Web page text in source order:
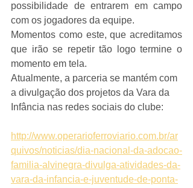
possibilidade de entrarem em campo
com os jogadores da equipe.
Momentos como este, que acreditamos
que irão se repetir tão logo termine o
momento em tela.
Atualmente, a parceria se mantém com
a divulgação dos projetos da Vara da
Infância nas redes sociais do clube:
http://www.operarioferroviario.com.br/ar
quivos/noticias/dia-nacional-da-adocao-
familia-alvinegra-divulga-atividades-da-
vara-da-infancia-e-juventude-de-ponta-